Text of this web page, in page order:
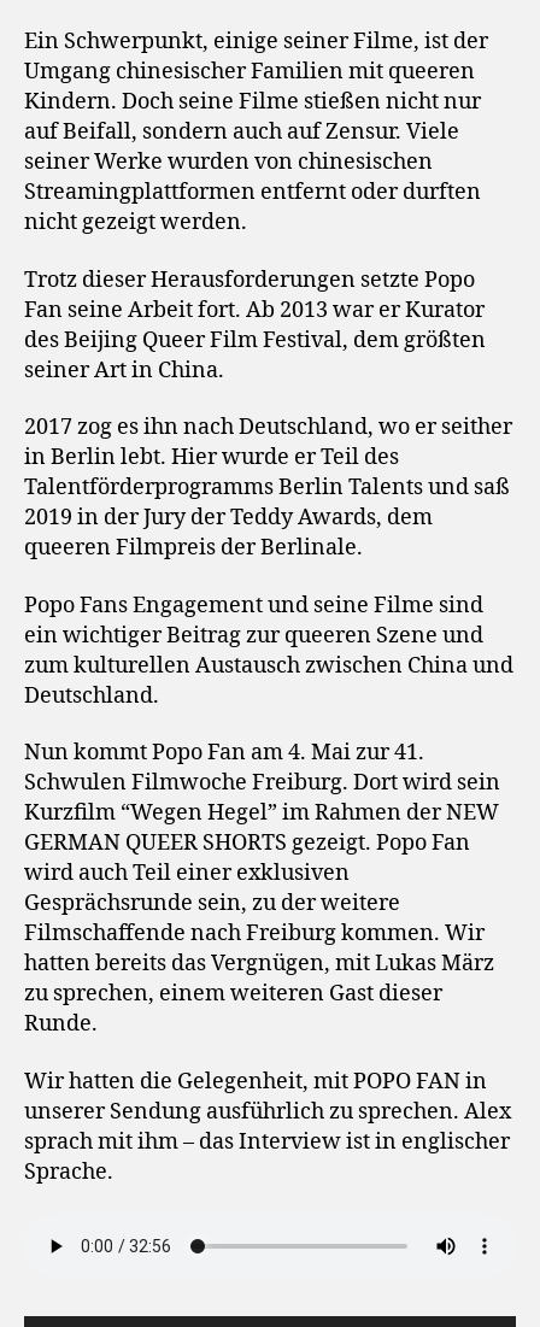
Ein Schwerpunkt, einige seiner Filme, ist der
Umgang chinesischer Familien mit queeren
Kindern. Doch seine Filme stießen nicht nur
auf Beifall, sondern auch auf Zensur. Viele
seiner Werke wurden von chinesischen
Streamingplattformen entfernt oder durften
nicht gezeigt werden.
Trotz dieser Herausforderungen setzte Popo
Fan seine Arbeit fort. Ab 2013 war er Kurator
des Beijing Queer Film Festival, dem größten
seiner Art in China.
2017 zog es ihn nach Deutschland, wo er seither
in Berlin lebt. Hier wurde er Teil des
Talentförderprogramms Berlin Talents und saß
2019 in der Jury der Teddy Awards, dem
queeren Filmpreis der Berlinale.
Popo Fans Engagement und seine Filme sind
ein wichtiger Beitrag zur queeren Szene und
zum kulturellen Austausch zwischen China und
Deutschland.
Nun kommt Popo Fan am 4. Mai zur 41.
Schwulen Filmwoche Freiburg. Dort wird sein
Kurzfilm “Wegen Hegel” im Rahmen der NEW
GERMAN QUEER SHORTS gezeigt. Popo Fan
wird auch Teil einer exklusiven
Gesprächsrunde sein, zu der weitere
Filmschaffende nach Freiburg kommen. Wir
hatten bereits das Vergnügen, mit Lukas März
zu sprechen, einem weiteren Gast dieser
Runde.
Wir hatten die Gelegenheit, mit POPO FAN in
unserer Sendung ausführlich zu sprechen. Alex
sprach mit ihm – das Interview ist in englischer
Sprache.